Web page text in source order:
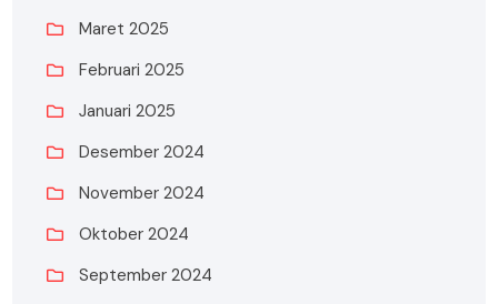
Maret 2025
Februari 2025
Januari 2025
Desember 2024
November 2024
Oktober 2024
September 2024